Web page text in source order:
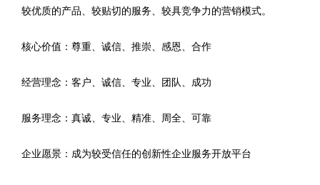
较优质的产品、较贴切的服务、较具竞争力的营销模式。
核心价值：尊重、诚信、推崇、感恩、合作
经营理念：客户、诚信、专业、团队、成功
服务理念：真诚、专业、精准、周全、可靠
企业愿景：成为较受信任的创新性企业服务开放平台